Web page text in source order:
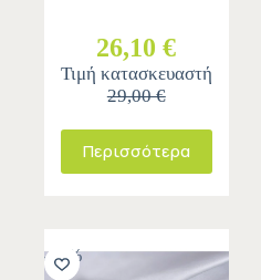
26,10 €
Τιμή κατασκευαστή
29,00 €
Περισσότερα
-10%